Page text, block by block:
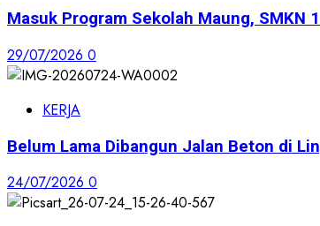
Masuk Program Sekolah Maung, SMKN
29/07/2026 0
KERJA
Belum Lama Dibangun Jalan Beton di
24/07/2026 0